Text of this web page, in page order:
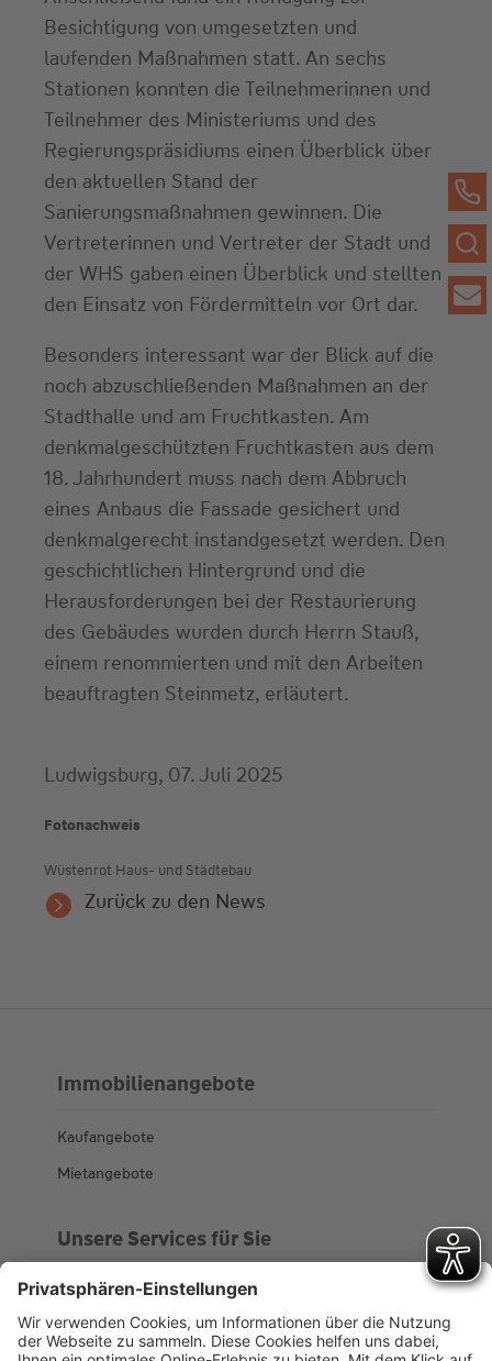
Besichtigung von umgesetzten und
laufenden Maßnahmen statt. An sechs
Stationen konnten die Teilnehmerinnen und
Teilnehmer des Ministeriums und des
Regierungspräsidiums einen Überblick über
den aktuellen Stand der
Sanierungsmaßnahmen gewinnen. Die
Vertreterinnen und Vertreter der Stadt und
der WHS gaben einen Überblick und stellten
den Einsatz von Fördermitteln vor Ort dar.
Besonders interessant war der Blick auf die
noch abzuschließenden Maßnahmen an der
Stadthalle und am Fruchtkasten. Am
denkmalgeschützten Fruchtkasten aus dem
18. Jahrhundert muss nach dem Abbruch
eines Anbaus die Fassade gesichert und
denkmalgerecht instandgesetzt werden. Den
geschichtlichen Hintergrund und die
Herausforderungen bei der Restaurierung
des Gebäudes wurden durch Herrn Stauß,
einem renommierten und mit den Arbeiten
beauftragten Steinmetz, erläutert.
Ludwigsburg, 07. Juli 2025
Fotonachweis
Wüstenrot Haus- und Städtebau
Zurück zu den News
Immobilienangebote
Kaufangebote
Mietangebote
Unsere Services für Sie
Kundenportal
Ankaufsprofil